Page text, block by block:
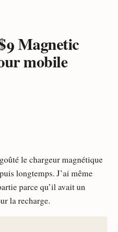
Magnetic
mobile
le chargeur magnétique
longtemps. J’ai même
parce qu’il avait un
la recharge.